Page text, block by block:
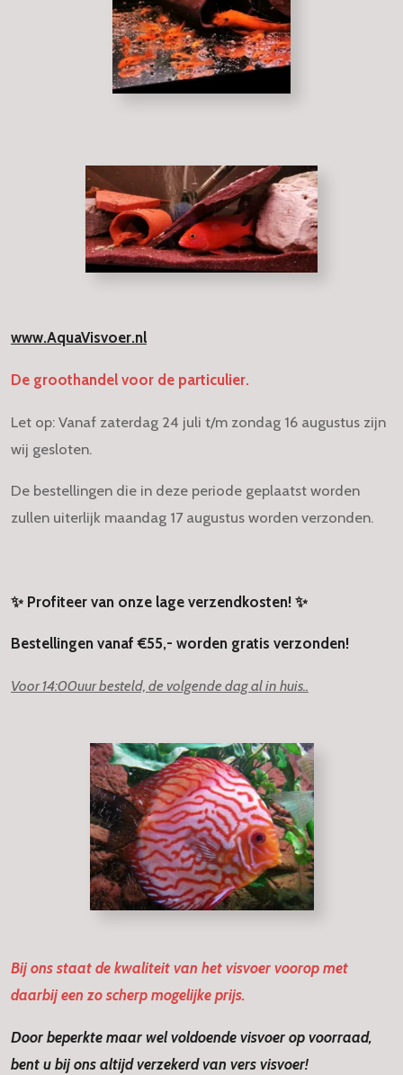
www.AquaVisvoer.nl
De groothandel voor de particulier.
Let op: Vanaf zaterdag 24 juli t/m zondag 16 augustus zijn
wij gesloten.
De bestellingen die in deze periode geplaatst worden
zullen uiterlijk maandag 17 augustus worden verzonden.
✨ Profiteer van onze lage verzendkosten! ✨
Bestellingen vanaf €55,- worden gratis verzonden!
Voor 14:00uur besteld, de volgende dag al in huis..
Bij ons staat de kwaliteit van het visvoer voorop met
daarbij een zo scherp mogelijke prijs.
Door beperkte maar wel voldoende visvoer op voorraad,
bent u bij ons altijd verzekerd van vers visvoer!